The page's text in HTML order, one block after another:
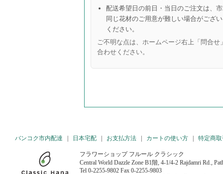
配送希望日の前日・当日のご注文は、
同じ花材のご用意が難しい場合がござ
ください。
ご不明な点は、ホームページ右上「問合せ
合わせください。
バンコク市内配達 日本宅配 お支払方法 カートの使い方 特定商
フラワーショップ フルール クラシック
Central World Dazzle Zone B1階, 4-1/4-2 Rajdamri Rd.,
Tel 0-2255-9802 Fax 0-2255-9803